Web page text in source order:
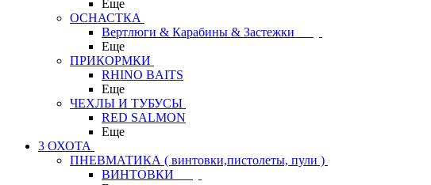
Еще
ОСНАСТКА
Вертлюги & Карабины & Застежки
Еще
ПРИКОРМКИ
RHINO BAITS
Еще
ЧЕХЛЫ И ТУБУСЫ
RED SALMON
Еще
3 ОХОТА
ПНЕВМАТИКА ( винтовки,пистолеты, пули )
ВИНТОВКИ